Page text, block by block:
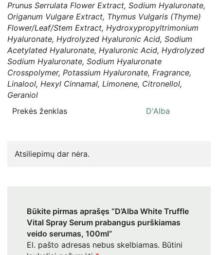
Prunus Serrulata Flower Extract, Sodium Hyaluronate,
Origanum Vulgare Extract, Thymus Vulgaris (Thyme)
Flower/Leaf/Stem Extract, Hydroxypropyltrimonium
Hyaluronate, Hydrolyzed Hyaluronic Acid, Sodium
Acetylated Hyaluronate, Hyaluronic Acid, Hydrolyzed
Sodium Hyaluronate, Sodium Hyaluronate
Crosspolymer, Potassium Hyaluronate, Fragrance,
Linalool, Hexyl Cinnamal, Limonene, Citronellol,
Geraniol
Prekės ženklas
D'Alba
Atsiliepimų dar nėra.
Būkite pirmas aprašęs “D’Alba White Truffle
Vital Spray Serum prabangus purškiamas
veido serumas, 100ml”
El. pašto adresas nebus skelbiamas. Būtini